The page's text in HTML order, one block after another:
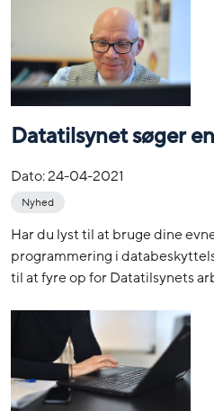
Datatilsynet søger
Dato:24-04-2021
Nyhed
Har du lyst til at bruge dine
programmering i
til at fyre op for Datatilsynets